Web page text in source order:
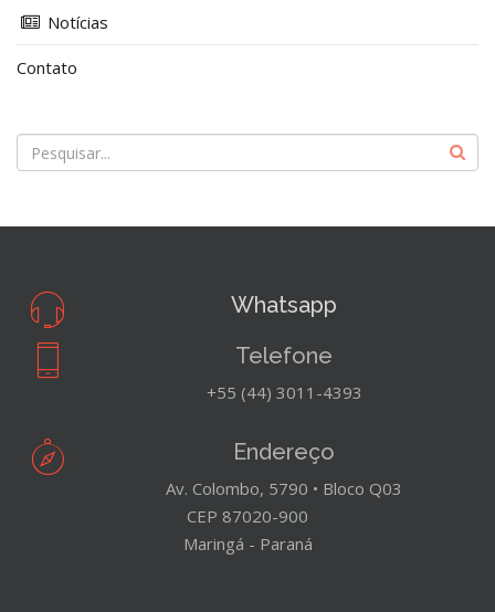
Notícias
Contato
Whatsapp
Telefone
+55 (44) 3011-4393
Endereço
Av. Colombo, 5790 • Bloco Q03
CEP 87020-900
Maringá - Paraná